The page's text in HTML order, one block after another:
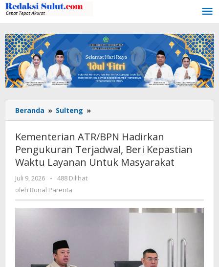
Lewati
ke
konten
Beranda » Sulteng »
ATR/BPN
Pengukuran
Terjadwal,
Beri
Untuk
Masyarakat
Kementerian ATR/BPN Hadirkan
Pengukuran Terjadwal, Beri Kepastian
Waktu Layanan Untuk Masyarakat
Juli 9, 2026
oleh
Ronal
-
488 Dilihat
oleh Ronal Parenta